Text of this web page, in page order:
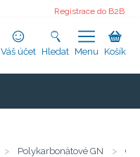
Registrace do B2B
Váš účet Hledat Menu Košík
> Polykarbonátové GN >